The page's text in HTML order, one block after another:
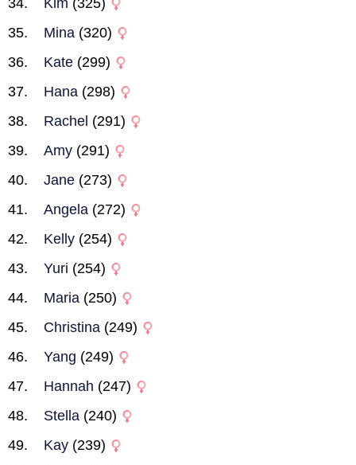
Kim (325)
Mina (320)
Kate (299)
Hana (298)
Rachel (291)
Amy (291)
Jane (273)
Angela (272)
Kelly (254)
Yuri (254)
Maria (250)
Christina (249)
Yang (249)
Hannah (247)
Stella (240)
Kay (239)